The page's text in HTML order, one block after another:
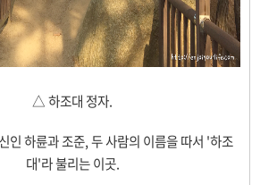
△하조대 정자.
인 하륜과 조준, 두 사람의 이름을 따서 '하조
대'라 불리는 이곳.